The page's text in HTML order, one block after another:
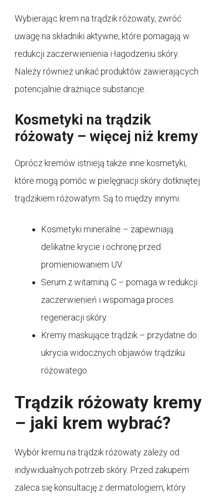
Wybierając krem na trądzik różowaty, zwróć
uwagę na składniki aktywne, które pomagają w
redukcji zaczerwienienia i łagodzeniu skóry.
Należy również unikać produktów zawierających
potencjalnie drażniące substancje.
Kosmetyki na trądzik
różowaty – więcej niż kremy
Oprócz kremów istnieją także inne kosmetyki,
które mogą pomóc w pielęgnacji skóry dotkniętej
trądzikiem różowatym. Są to między innymi:
Kosmetyki mineralne – zapewniają
delikatne krycie i ochronę przed
promieniowaniem UV.
Serum z witaminą C – pomaga w redukcji
zaczerwienień i wspomaga proces
regeneracji skóry.
Kremy maskujące trądzik – przydatne do
ukrycia widocznych objawów trądziku
różowatego.
Trądzik różowaty kremy
– jaki krem wybrać?
Wybór kremu na trądzik różowaty zależy od
indywidualnych potrzeb skóry. Przed zakupem
zaleca się konsultację z dermatologiem, który